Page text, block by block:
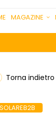
MAGAZINE
Torna indietro
SOLAREB2B